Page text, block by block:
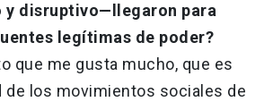
y disruptivo—llegaron para
legítimas de poder?
que me gusta mucho, que es
de los movimientos sociales de